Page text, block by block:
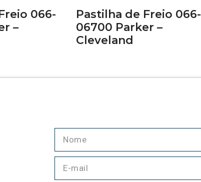
066-
–
Pastilha de Freio 066-
06700 Parker –
Cleveland